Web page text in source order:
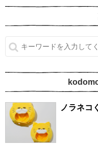
ノラネコ